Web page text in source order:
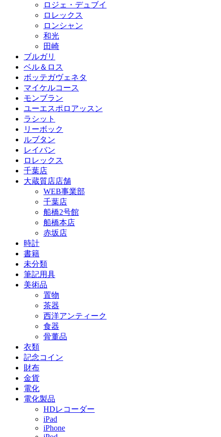
ロジェ・デュブイ
ロレックス
ロンシャン
和光
田崎
ブルガリ
ベル＆ロス
ボッテガヴェネタ
マイケルコース
モンブラン
ユーエスポロアッスン
ラシット
リーボック
ルブタン
レイバン
ロレックス
千葉店
大蔵質店店舗
WEB事業部
千葉店
船橋2号館
船橋本店
赤坂店
時計
書籍
未分類
筆記用具
美術品
置物
茶器
西洋アンティーク
食器
骨董品
衣類
記念コイン
財布
金貨
電化
電化製品
HDレコーダー
iPad
iPhone